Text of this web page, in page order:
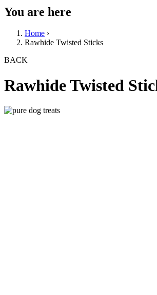
You are here
Home ›
Rawhide Twisted Sticks
BACK
Rawhide Twisted